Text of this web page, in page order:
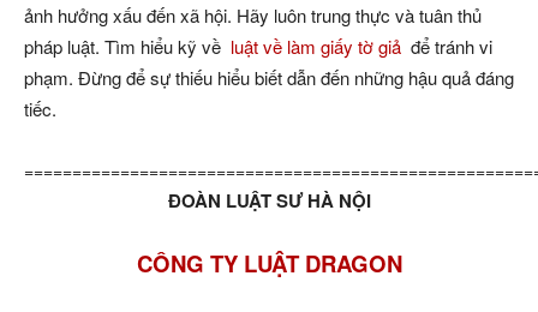
ảnh hưởng xấu đến xã hội. Hãy luôn trung thực và tuân thủ
pháp luật. Tìm hiểu kỹ về luật về làm giấy tờ giả để tránh vi
phạm. Đừng để sự thiếu hiểu biết dẫn đến những hậu quả đáng
tiếc.
ĐOÀN LUẬT SƯ HÀ NỘI
CÔNG TY LUẬT DRAGON